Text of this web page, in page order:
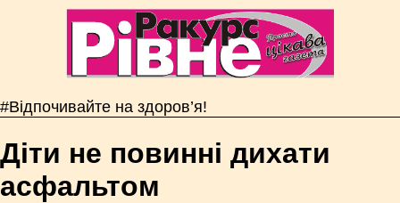
#Відпочивайте на здоров’я!
Діти не повинні дихати
асфальтом